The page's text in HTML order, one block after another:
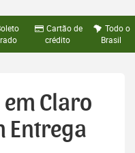
Cartão de
crédito
Todo o
Brasil
em Claro
Entrega